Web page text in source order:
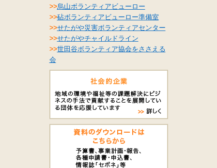
>>烏山ボランティアビューロー
>>砧ボランティアビューロー準備室
>>せたがや災害ボランティアセンター
>>せたがやチャイルドライン
>>世田谷ボランティア協会をささえる
会